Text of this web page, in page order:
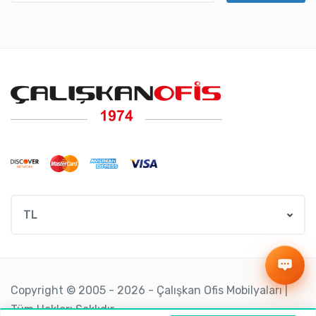
TL
Copyright © 2005 - 2026 - Çalışkan Ofis Mobilyaları |
Tüm Hakları Saklıdır.